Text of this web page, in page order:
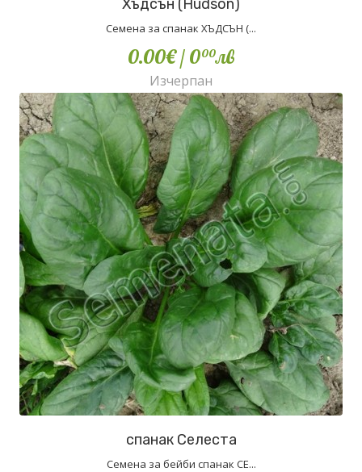
Хъдсън (Hudson)
Семена за спанак ХЪДСЪН (...
0.00€/ 000лв
Изчерпан
спанак Селеста
Семена за бейби спанак СЕ...